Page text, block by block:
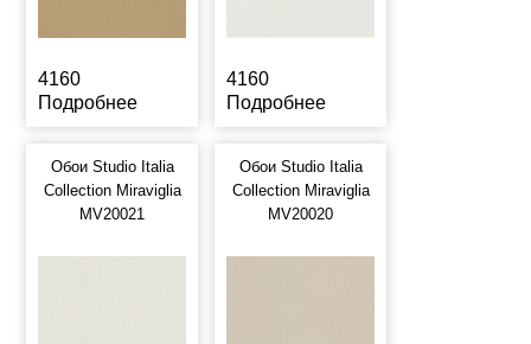
4160
Подробнее
4160
Подробнее
Обои Studio Italia
Collection Miraviglia
MV20021
Обои Studio Italia
Collection Miraviglia
MV20020